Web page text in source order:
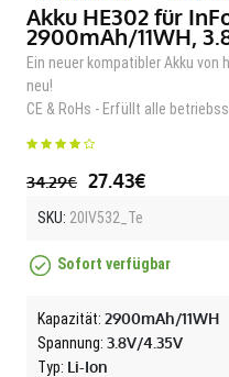
Akku HE302 für
2900mAh/11WH,
Ein neuer kompatibler Akku von
neu!
CE & RoHs - Erfüllt alle
34.29€ 27.43€
SKU: 20IV532_Te
Sofort verfügbar
Kapazität: 2900mAh/11WH
Spannung: 3.8V/4.35V
Typ: Li-Ion